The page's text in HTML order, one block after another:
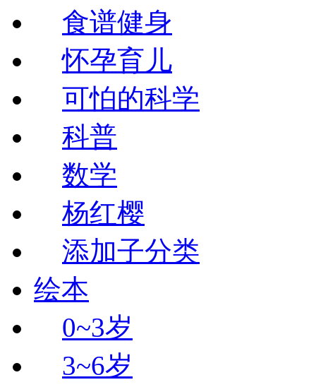
食谱健身
怀孕育儿
可怕的科学
科普
数学
杨红樱
添加子分类
绘本
0~3岁
3~6岁